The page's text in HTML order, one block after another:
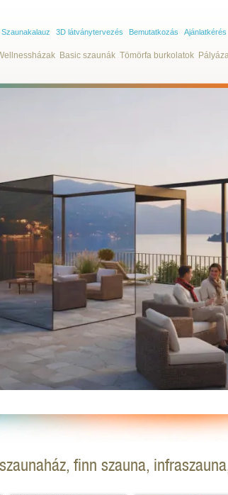
Szaunakalauz 3D látványtervezés Bemutatkozás Ajánlatkérés
Basic szaunák Tömörfa burkolatok
finn szauna,